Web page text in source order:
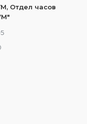
Отдел часов